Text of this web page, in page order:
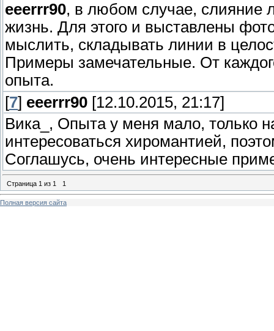
eeerrr90, в любом случае, слияние
жизнь. Для этого и выставлены
мыслить, складывать линии в
Примеры замечательные. От
опыта.
[7] eeerrr90 [12.10.2015, 21:17]
Вика_, Опыта у меня мало, только
интересоваться хиромантией,
Соглашусь, очень интересные
Страница 1 из 1 1
Полная версия сайта